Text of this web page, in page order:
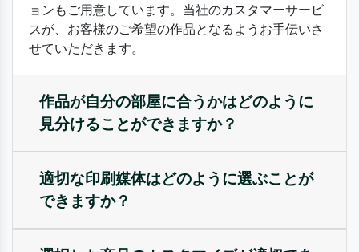
ョンもご用意しています。当社のカスタマーサービ
スが、お客様のご希望の作品となるようお手伝いさ
せていただきます。
作品が自分の部屋に合うかはどのように
見分けることができますか？
適切な印刷媒体はどのように選ぶことが
できますか？